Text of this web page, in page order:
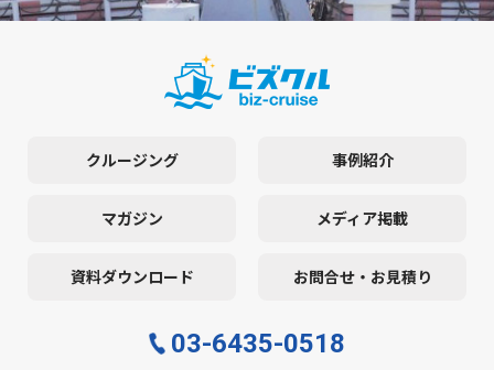
クルージング 事例紹介
マガジン メディア掲載
資料ダウンロード お問合せ・お見積り
03-6435-0518